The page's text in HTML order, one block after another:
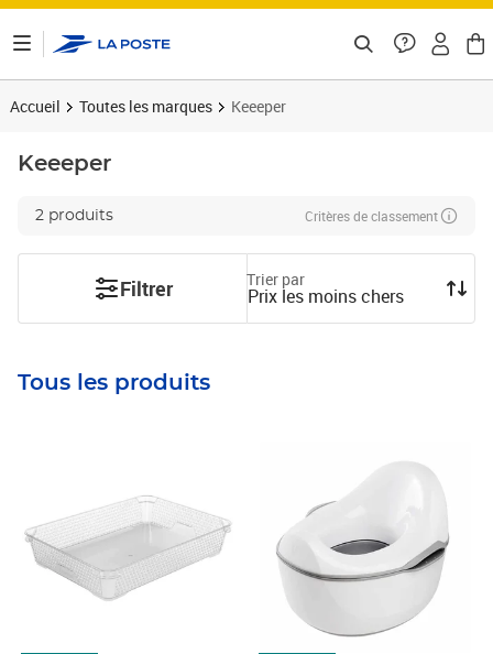
Accueil Toutes les marques Keeeper
Keeeper
2 produits Critères de classement
Filtrer Trier par
Prix les moins chers
Tous les produits